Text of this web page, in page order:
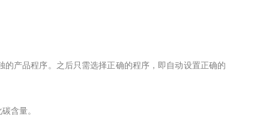
品程序。之后只需选择正确的程序，即自动设置正确的
。